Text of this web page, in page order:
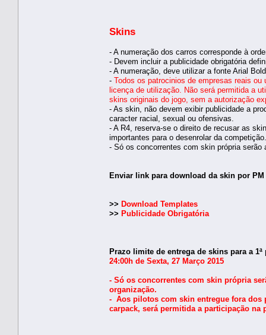
Skins
- A numeração dos carros corresponde à
- Devem incluir a publicidade obrigatória
- A numeração, deve utilizar a fonte Arial Bold
- Todos os patrocinios de empresas reais
licença de utilização. Não será permitida a
skins originais do jogo, sem a autorização
- As skin, não devem exibir publicidade a
caracter racial, sexual ou ofensivas.
- A R4, reserva-se o direito de recusar as
importantes para o desenrolar da competição.
- Só os concorrentes com skin própria
Enviar link para download da skin por
>> Download Templates
>> Publicidade Obrigatória
Prazo limite de entrega de skins para a 1ª
24:00h de Sexta, 27 Março 2015
- Só os concorrentes com skin própria
organização.
- Aos pilotos com skin entregue fora dos
carpack, será permitida a participação na